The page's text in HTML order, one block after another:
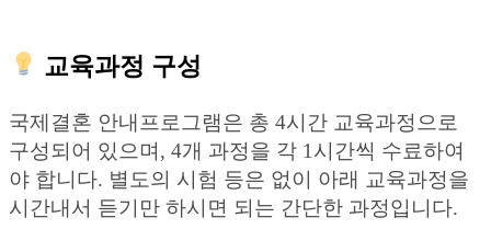
교육과정 구성
국제결혼 안내프로그램은 총 4시간 교육과정으로
구성되어 있으며, 4개 과정을 각 1시간씩 수료하여
야 합니다. 별도의 시험 등은 없이 아래 교육과정을
시간내서 듣기만 하시면 되는 간단한 과정입니다.